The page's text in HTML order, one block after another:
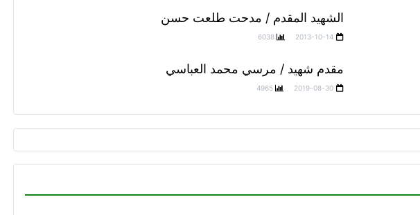
الشهيد المقدم / مدحت طلعت حسن
2013-10-14
6038
مقدم شهيد / مرسي محمد العباسي
2019-08-30
4965